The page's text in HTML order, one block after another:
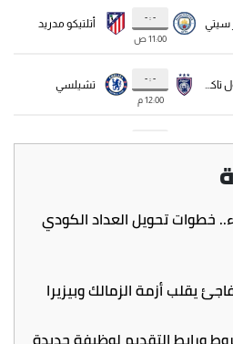
خطوات تحويل العداد الكودي
يقلب أزمة الزمالك وبيزيرا